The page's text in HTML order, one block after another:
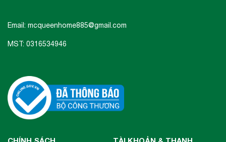
Email: mcqueenhome885@gmail.com
MST: 0316534946